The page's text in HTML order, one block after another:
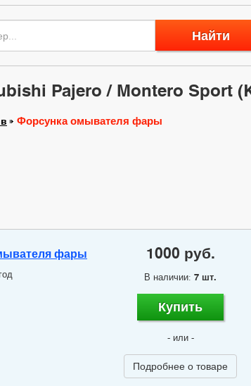
Найти
Pajero / Montero Sport
Форсунка омывателя фары
фары 1000 руб.
В наличии:7 шт.
Купить
- или -
Подробнее о товаре